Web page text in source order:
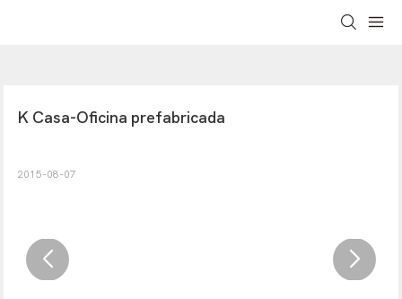
K Casa-Oficina prefabricada
2015-08-07